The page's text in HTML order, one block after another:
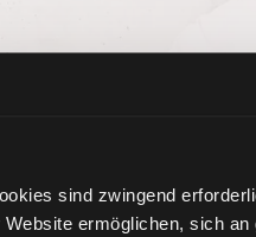
sind zwingend
ermöglichen, sich